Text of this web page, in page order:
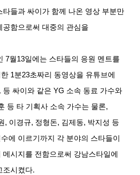
타들과 싸이가 함께 나온 영상 부분만
함으로써 대중의 관심을
7월13일에는 스타들의 응원 멘트를
1분23초짜리 동영상을 유튜브에
등 싸이와 같은 YG 소속 동료 가수와
등 타 기획사 소속 가수는 물론,
, 이경규, 정형돈, 김제동, 박지성 등
에 이르기까지 각 분야의 스타들이
시지를 전함으로써 강남스타일에
조시켰다.